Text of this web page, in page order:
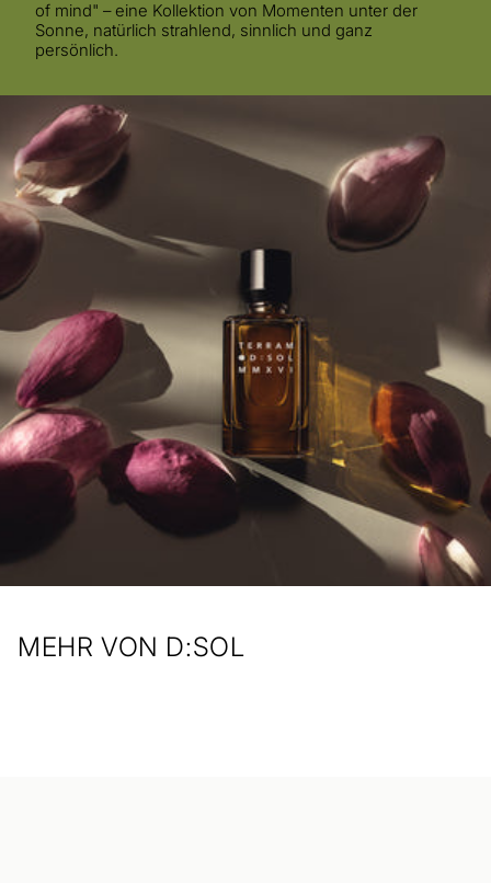
of mind" – eine Kollektion von Momenten unter der
Sonne, natürlich strahlend, sinnlich und ganz
persönlich.
MEHR VON D:SOL